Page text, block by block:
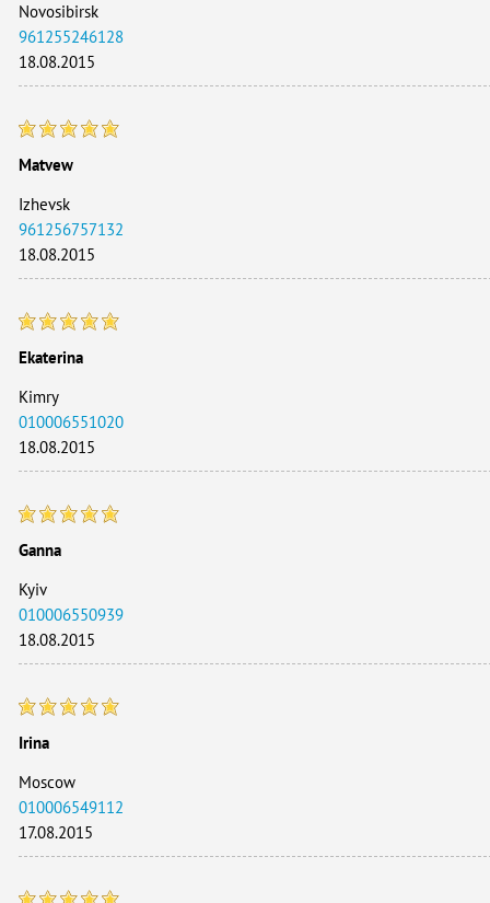
Novosibirsk
961255246128
18.08.2015
Matvew
Izhevsk
961256757132
18.08.2015
Ekaterina
Kimry
010006551020
18.08.2015
Ganna
Kyiv
010006550939
18.08.2015
Irina
Moscow
010006549112
17.08.2015